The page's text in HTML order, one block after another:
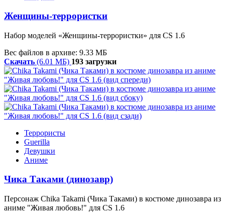
Женщины-террористки
Набор моделей «Женщины-террористки» для CS 1.6
Вес файлов в архиве: 9.33 МБ
Скачать (6.01 МБ) 193 загрузки
Террористы
Guerilla
Девушки
Аниме
Чика Таками (динозавр)
Персонаж Chika Takami (Чика Таками) в костюме динозавра из
аниме "Живая любовь!" для CS 1.6